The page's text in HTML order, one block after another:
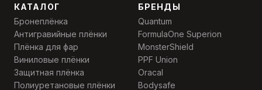
КАТАЛОГ
Бронеплёнка
Антигравийные плёнки
Плёнка для фар
Виниловые плёнки
Защитная плёнка
Полиуретановые плёнки
БРЕНДЫ
Quantum
FormulaOne Superion
MonsterShield
PPF Union
Oracal
Bodysafe